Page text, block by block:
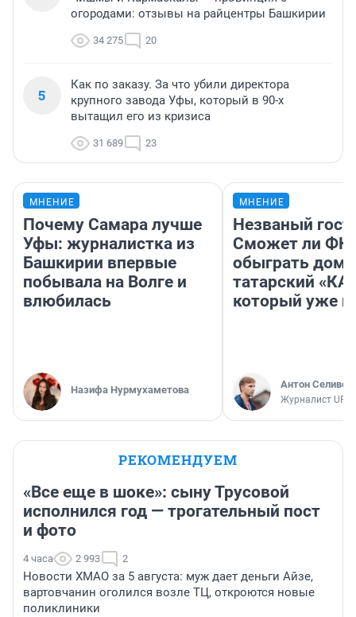
огородами: отзывы на райцентры Башкирии
34 275 20
5
Как по заказу. За что убили директора
крупного завода Уфы, который в 90-х
вытащил его из кризиса
31 689 23
МНЕНИЕ
Почему Самара лучше
Уфы: журналистка из
Башкирии впервые
побывала на Волге и
влюбилась
Назифа Нурмухаметова
МНЕНИЕ
Незваный
Сможет ли ФК
обыграть дома
татарский
который уже
Антон
Журналист
РЕКОМЕНДУЕМ
«Все еще в шоке»: сыну Трусовой
исполнился год — трогательный пост
и фото
4 часа 2 993 2
Новости ХМАО за 5 августа: муж дает деньги Айзе,
вартовчанин оголился возле ТЦ, откроются новые
поликлиники